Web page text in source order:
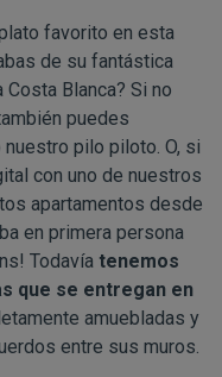
favorito en esta
de su fantástica
Blanca? Si no
puedes
nuestro pilo piloto . O, si
con uno de nuestros
apartamentos desde
en primera persona
Todavía tenemos
que se entregan en
amuebladas y
entre sus muros.